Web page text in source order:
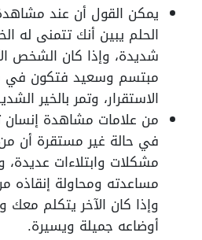
يمكن القول أن عند
الحلم يبين أنك تتمنى له
شديدة، وإذا كان الشخص
مبتسم وسعيد فتكون في
الاستقرار، وتمر بالخير
من علامات مشاهدة إنسان
في حالة غير مستقرة أن
مشكلات وابتلاءات
مساعدته ومحاولة إنقاذه
وإذا كان الآخر يتكلم
أوضاعه جميلة ويسيرة.